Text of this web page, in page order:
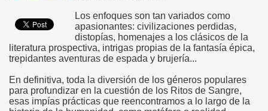
Los enfoques son tan variados como
apasionantes: civilizaciones perdidas,
distopías, homenajes a los clásicos de la
literatura prospectiva, intrigas propias de la fantasía épica,
trepidantes aventuras de espada y brujería...
En definitiva, toda la diversión de los géneros populares
para profundizar en la cuestión de los Ritos de Sangre,
esas impías prácticas que reencontramos a lo largo de la